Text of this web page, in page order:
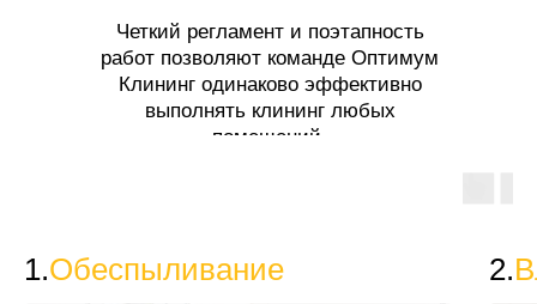
Четкий регламент и поэтапность
работ позволяют команде Оптимум
Клининг одинаково эффективно
выполнять клининг любых
помещений.
1.Обеспыливание 2.